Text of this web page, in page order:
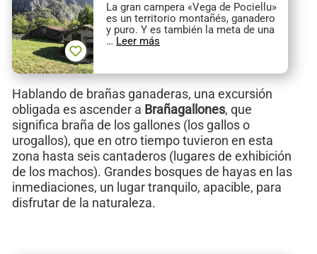
La gran campera «Vega de Pociellu»
es un territorio montañés, ganadero
y puro. Y es también la meta de una
… Leer más
Hablando de brañas ganaderas, una excursión
obligada es ascender a Brañagallones, que
significa braña de los gallones (los gallos o
urogallos), que en otro tiempo tuvieron en esta
zona hasta seis cantaderos (lugares de exhibición
de los machos). Grandes bosques de hayas en las
inmediaciones, un lugar tranquilo, apacible, para
disfrutar de la naturaleza.